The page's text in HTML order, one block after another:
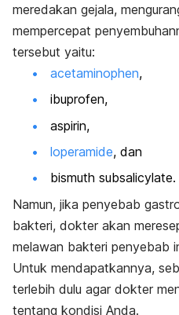
meredakan gejala,
mempercepat
tersebut yaitu:
acetaminophen,
ibuprofen,
aspirin,
loperamide, dan
bismuth subsalicylate.
Namun, jika penyebab
bakteri, dokter akan
melawan bakteri penyebab
Untuk mendapatkannya,
terlebih dulu agar dokter
tentang kondisi Anda.